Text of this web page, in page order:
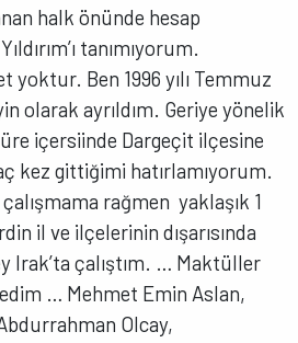
halk önünde hesap
tanımıyorum.
yoktur. Ben 1996 yılı Temmuz
olarak ayrıldım. Geriye yönelik
içersiinde Dargeçit ilçesine
kez gittiğimi hatırlamıyorum.
rağmen yaklaşık 1
il ve ilçelerinin dışarısında
Irak’ta çalıştım. … Maktüller
… Mehmet Emin Aslan,
Olcay,